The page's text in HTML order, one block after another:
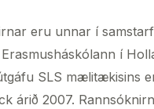
eru unnar í
í
SLS mælitækisins
árið 2007.